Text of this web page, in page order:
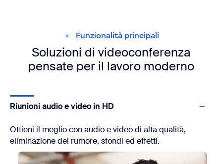
Funzionalità principali
Soluzioni di videoconferenza
pensate per il lavoro moderno
Riunioni audio e video in HD
Ottieni il meglio con audio e video di alta qualità,
eliminazione del rumore, sfondi ed effetti.